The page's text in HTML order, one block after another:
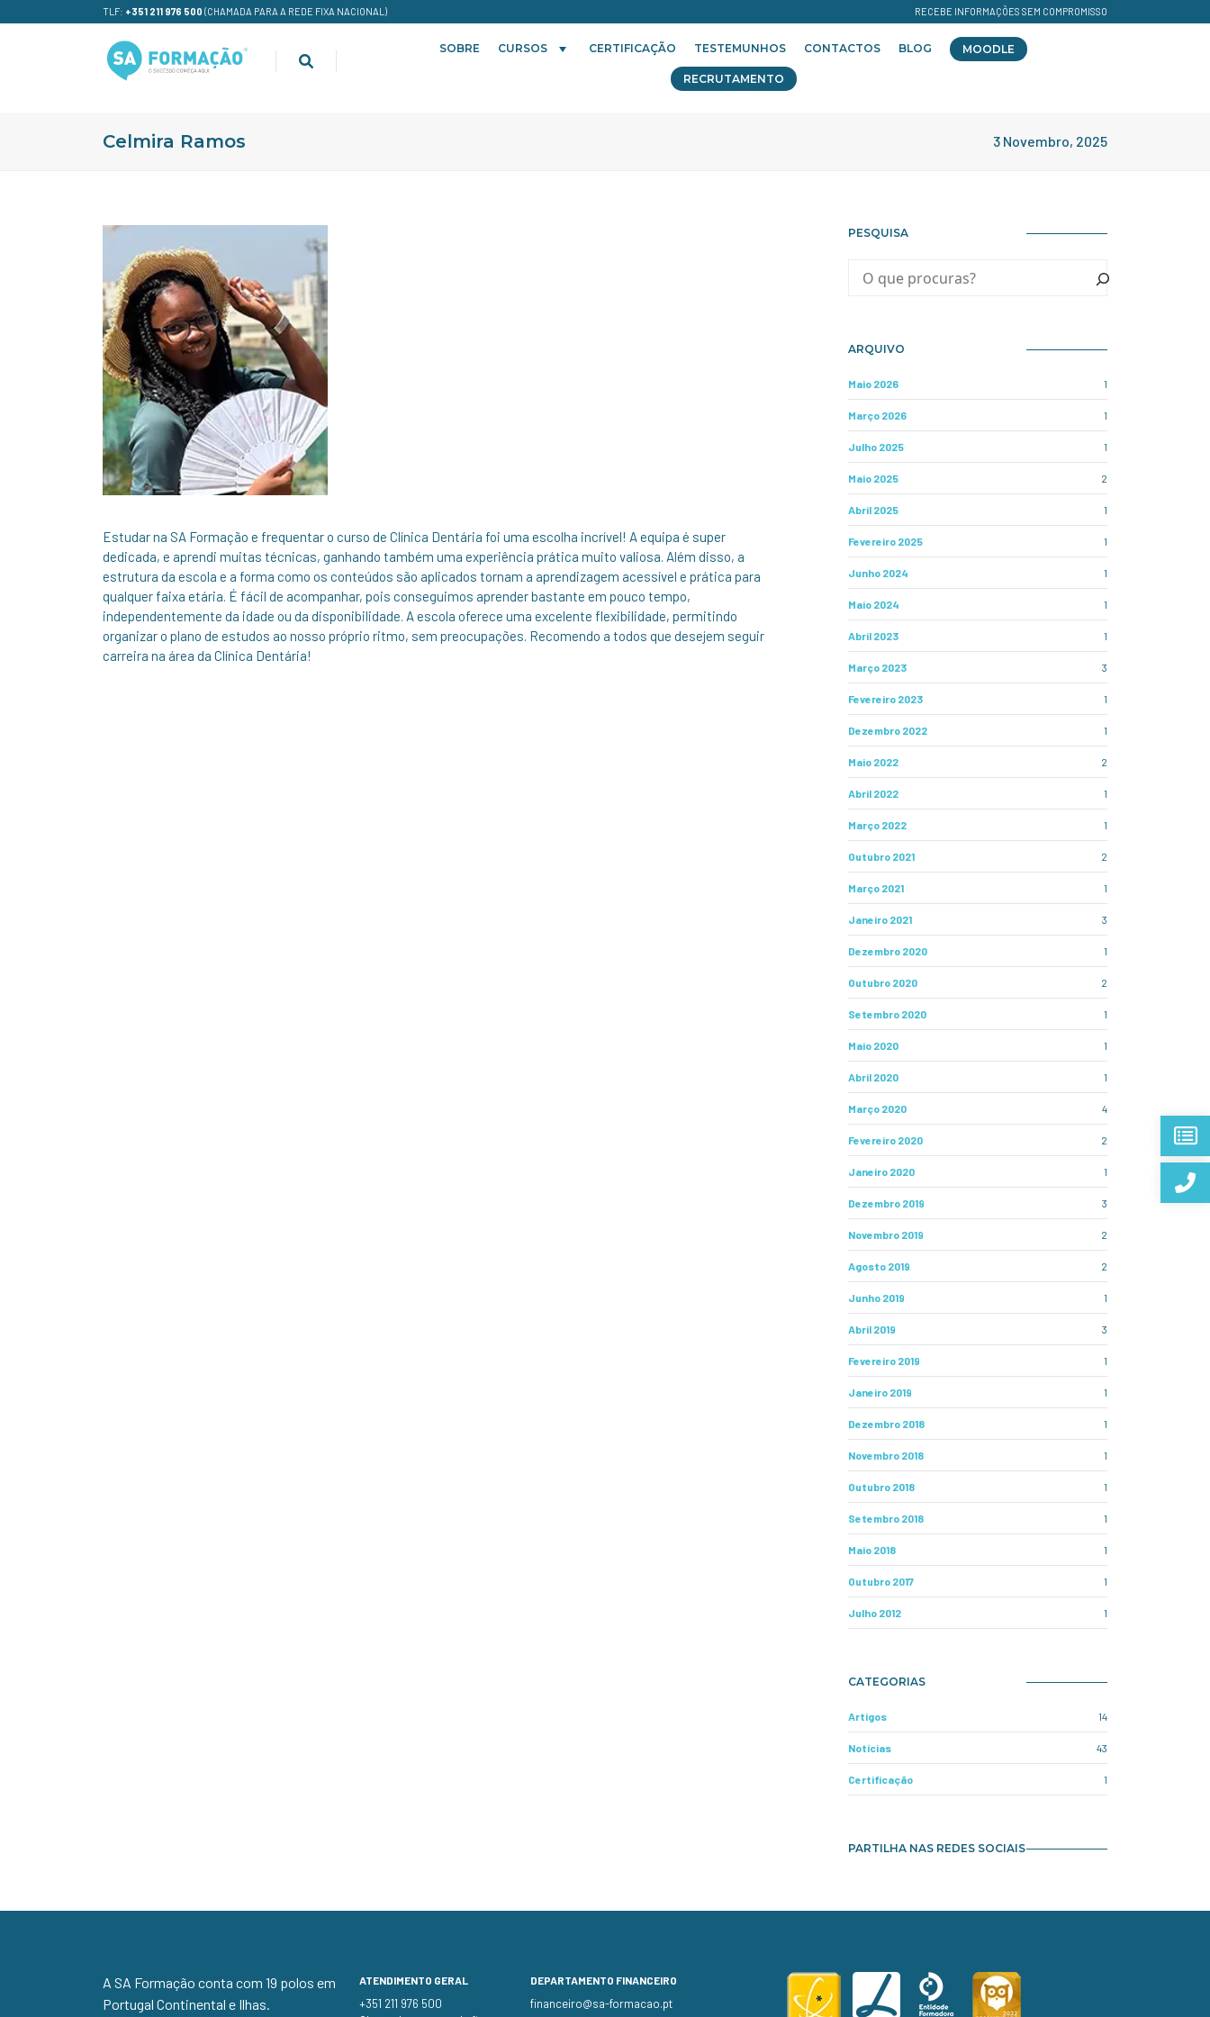
TLF: +351 211 976 500 (CHAMADA PARA A REDE FIXA NACIONAL) RECEBE INFORMAÇÕES SEM COMPROMISSO
SOBRE CURSOS CERTIFICAÇÃO TESTEMUNHOS CONTACTOS BLOG MOODLE
RECRUTAMENTO
Celmira Ramos 3 Novembro, 2025
Estudar na SA Formação e frequentar o curso de Clínica Dentária foi uma escolha incrível! A equipa é super
dedicada, e aprendi muitas técnicas, ganhando também uma experiência prática muito valiosa. Além disso, a
estrutura da escola e a forma como os conteúdos são aplicados tornam a aprendizagem acessível e prática para
qualquer faixa etária. É fácil de acompanhar, pois conseguimos aprender bastante em pouco tempo,
independentemente da idade ou da disponibilidade. A escola oferece uma excelente flexibilidade, permitindo
organizar o plano de estudos ao nosso próprio ritmo, sem preocupações. Recomendo a todos que desejem seguir
carreira na área da Clínica Dentária!
PESQUISA
ARQUIVO
Maio 2026 1
Março 2026 1
Julho 2025 1
Maio 2025 2
Abril 2025 1
Fevereiro 2025 1
Junho 2024 1
Maio 2024 1
Abril 2023 1
Março 2023 3
Fevereiro 2023 1
Dezembro 2022 1
Maio 2022 2
Abril 2022 1
Março 2022 1
Outubro 2021 2
Março 2021 1
Janeiro 2021 3
Dezembro 2020 1
Outubro 2020 2
Setembro 2020 1
Maio 2020 1
Abril 2020 1
Março 2020 4
Fevereiro 2020 2
Janeiro 2020 1
Dezembro 2019 3
Novembro 2019 2
Agosto 2019 2
Junho 2019 1
Abril 2019 3
Fevereiro 2019 1
Janeiro 2019 1
Dezembro 2018 1
Novembro 2018 1
Outubro 2018 1
Setembro 2018 1
Maio 2018 1
Outubro 2017 1
Julho 2012 1
CATEGORIAS
Artigos 14
Notícias 43
Certificação 1
PARTILHA NAS REDES SOCIAIS
A SA Formação conta com 19 polos em
Portugal Continental e Ilhas.
ATENDIMENTO GERAL
+351 211 976 500
DEPARTAMENTO FINANCEIRO
financeiro@sa-formacao.pt